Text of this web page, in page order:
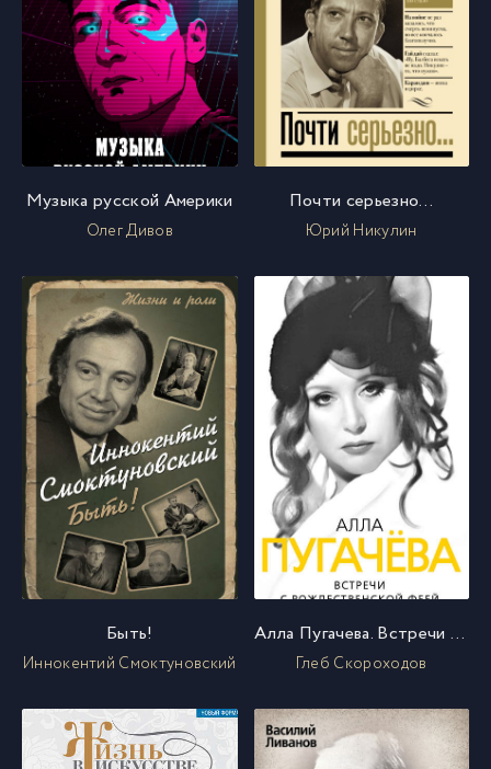
Музыка русской Америки
Олег Дивов
Почти серьезно…
Юрий Никулин
Быть!
Иннокентий Смоктуновский
Алла Пугачева. Встречи с рождественской феей
Глеб Скороходов